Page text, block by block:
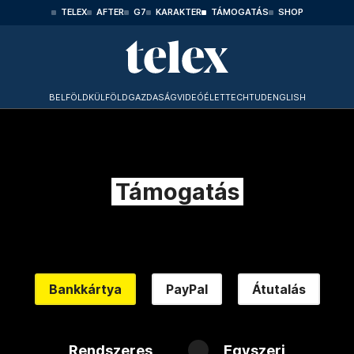
TELEX AFTER G7 KARAKTER TÁMOGATÁS SHOP
BELFÖLDKÜLFÖLDGAZDASÁGVIDEÓÉLETTECHTUDENGLISH
Támogatás
Bankkártya PayPal Átutalás
Rendszeres Egyszeri